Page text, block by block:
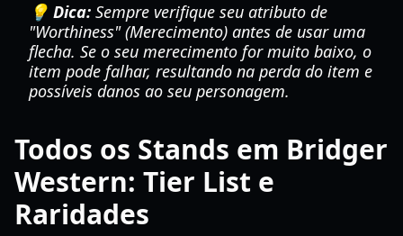
💡 Dica: Sempre verifique seu atributo de
"Worthiness" (Merecimento) antes de usar uma
flecha. Se o seu merecimento for muito baixo, o
item pode falhar, resultando na perda do item e
possíveis danos ao seu personagem.
Todos os Stands em Bridger
Western: Tier List e
Raridades